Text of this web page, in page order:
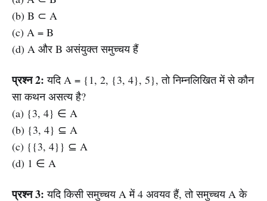
(b) B ⊂ A
(c) A = B
(d) A और B असंयुक्त समुच्चय हैं
प्रश्न 2: यदि A = {1, 2, {3, 4}, 5}, तो निम्नलिखित में से कौन
सा कथन असत्य है?
(a) {3, 4} ∈ A
(b) {3, 4} ⊆ A
(c) {{3, 4}} ⊆ A
(d) 1 ∈ A
प्रश्न 3: यदि किसी समुच्चय A में 4 अवयव हैं, तो समुच्चय A के